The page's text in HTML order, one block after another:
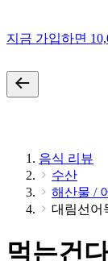
지금 가입하면
음식 리뷰
수산
해산물 /
대림선어
먹는건